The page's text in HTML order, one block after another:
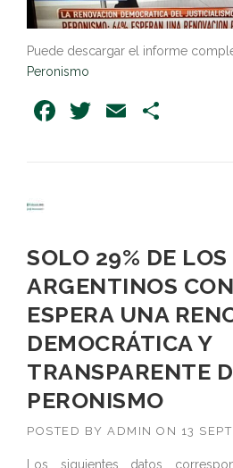
Puede descargar el informe
Peronismo
Facebook
Twitter
Email
SOLO 29% DE LOS
ARGENTINOS
ESPERA UNA
DEMOCRÁTICA Y
TRANSPARENTE
PERONISMO
POSTED BY ADMIN ON 13
Los siguientes datos